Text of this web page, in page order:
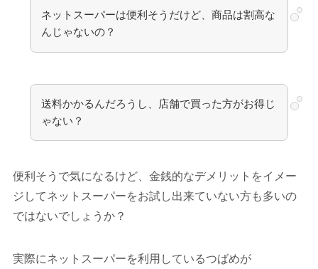
ネットスーパーは便利そうだけど、商品は割高な
んじゃないの？
送料かかるんだろうし、店舗で買った方がお得じ
ゃない？
便利そうで気になるけど、金銭的なデメリットをイメー
ジしてネットスーパーをお試し出来ていない方も多いの
ではないでしょうか？
実際にネットスーパーを利用しているつばめが